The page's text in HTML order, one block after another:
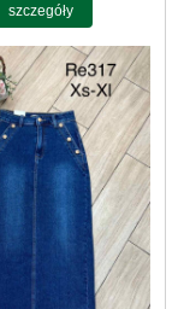
szczegóły